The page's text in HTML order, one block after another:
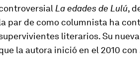
La edades de Lulú,
par de como columnista ha
literarios. Su
la autora inició en el 2010 con